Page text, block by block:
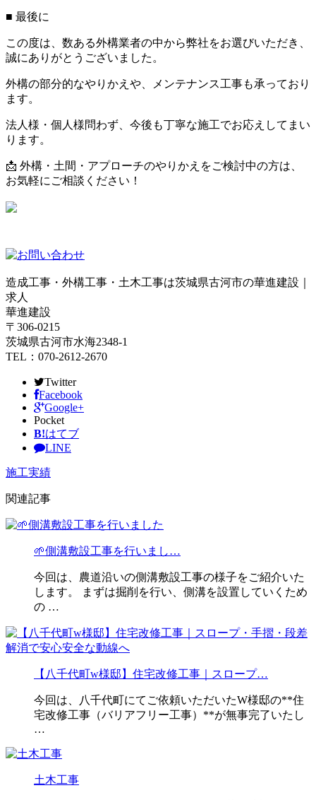
■ 最後に
この度は、数ある外構業者の中から弊社をお選びいただき、
誠にありがとうございました。
外構の部分的なやりかえや、メンテナンス工事も承っており
ます。
法人様・個人様問わず、今後も丁寧な施工でお応えしてまい
ります。
📩 外構・土間・アプローチのやりかえをご検討中の方は、
お気軽にご相談ください！
造成工事・外構工事・土木工事は茨城県古河市の華進建設｜
求人
華進建設
〒306-0215
茨城県古河市水海2348-1
TEL：070-2612-2670
Twitter
Facebook
Google+
Pocket
B!はてブ
LINE
施工実績
関連記事
🌱側溝敷設工事を行いまし…
今回は、農道沿いの側溝敷設工事の様子をご紹介いた
します。 まずは掘削を行い、側溝を設置していくため
の …
【八千代町w様邸】住宅改修工事｜スロープ…
今回は、八千代町にてご依頼いただいたW様邸の**住
宅改修工事（バリアフリー工事）**が無事完了いたし
…
土木工事